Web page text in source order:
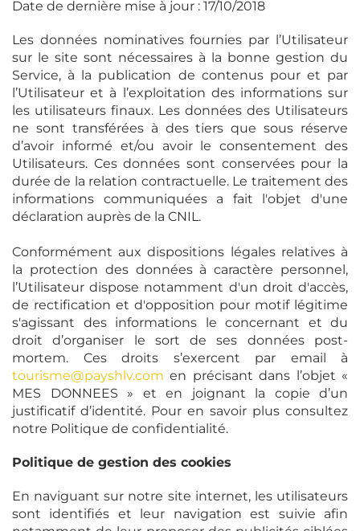
Date de dernière mise à jour : 17/10/2018
Les données nominatives fournies par l’Utilisateur
sur le site sont nécessaires à la bonne gestion du
Service, à la publication de contenus pour et par
l’Utilisateur et à l’exploitation des informations sur
les utilisateurs finaux. Les données des Utilisateurs
ne sont transférées à des tiers que sous réserve
d’avoir informé et/ou avoir le consentement des
Utilisateurs. Ces données sont conservées pour la
durée de la relation contractuelle. Le traitement des
informations communiquées a fait l'objet d'une
déclaration auprès de la CNIL.
Conformément aux dispositions légales relatives à
la protection des données à caractère personnel,
l’Utilisateur dispose notamment d'un droit d'accès,
de rectification et d'opposition pour motif légitime
s'agissant des informations le concernant et du
droit d’organiser le sort de ses données post-
mortem. Ces droits s’exercent par email à
tourisme@payshlv.com en précisant dans l’objet «
MES DONNEES » et en joignant la copie d’un
justificatif d’identité. Pour en savoir plus consultez
notre Politique de confidentialité.
Politique de gestion des cookies
En naviguant sur notre site internet, les utilisateurs
sont identifiés et leur navigation est suivie afin